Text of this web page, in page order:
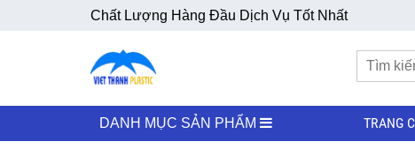
Chất Lượng Hàng Đầu Dịch Vụ Tốt Nhất
DANH MỤC SẢN PHẨM TRANG